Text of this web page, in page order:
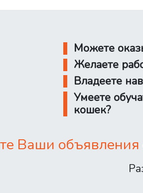
Можете
Желаете
Владеете
Умеете
кошек?
Ваши объявления